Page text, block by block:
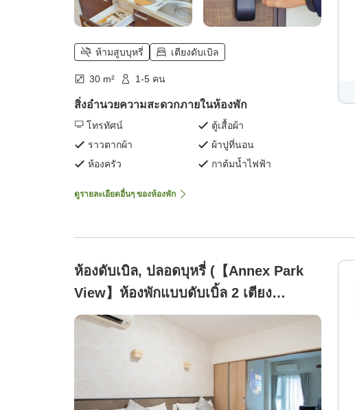
ห้ามสูบบุหรี่ เตียงดับเบิล
30 m² 1-5 คน
สิ่งอำนวยความสะดวกภายในห้องพัก
โทรทัศน์
ตู้เสื้อผ้า
ราวตากผ้า
ผ้าปูที่นอน
ห้องครัว
กาต้มน้ำไฟฟ้า
ดูรายละเอียดอื่นๆ ของห้องพัก
ห้องดับเบิล, ปลอดบุหรี่ (【Annex Park
View】ห้องพักแบบดับเบิ้ล 2 เตียง
(สำหรับ 5 ท่าน))